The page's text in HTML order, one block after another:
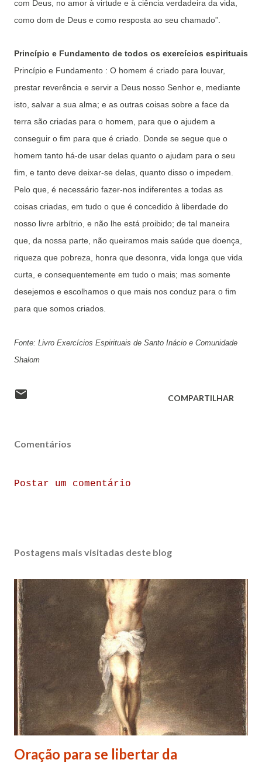
com Deus, no amor à virtude e à ciência verdadeira da vida,
como dom de Deus e como resposta ao seu chamado”.
Princípio e Fundamento de todos os exercícios espirituais
Princípio e Fundamento : O homem é criado para louvar,
prestar reverência e servir a Deus nosso Senhor e, mediante
isto, salvar a sua alma; e as outras coisas sobre a face da
terra são criadas para o homem, para que o ajudem a
conseguir o fim para que é criado. Donde se segue que o
homem tanto há-de usar delas quanto o ajudam para o seu
fim, e tanto deve deixar-se delas, quanto disso o impedem.
Pelo que, é necessário fazer-nos indiferentes a todas as
coisas criadas, em tudo o que é concedido à liberdade do
nosso livre arbítrio, e não lhe está proibido; de tal maneira
que, da nossa parte, não queiramos mais saúde que doença,
riqueza que pobreza, honra que desonra, vida longa que vida
curta, e consequentemente em tudo o mais; mas somente
desejemos e escolhamos o que mais nos conduz para o fim
para que somos criados.
Fonte: Livro Exercícios Espirituais de Santo Inácio e Comunidade
Shalom
COMPARTILHAR
Comentários
Postar um comentário
Postagens mais visitadas deste blog
Oração para se libertar da